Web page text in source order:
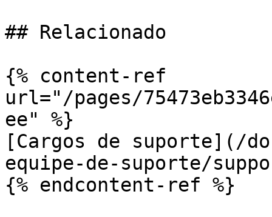
## Relacionado
{% content-ref
url="/pages/
ee" %}
[Cargos de suporte](/
equipe-de-suporte/
{% endcontent-ref %}